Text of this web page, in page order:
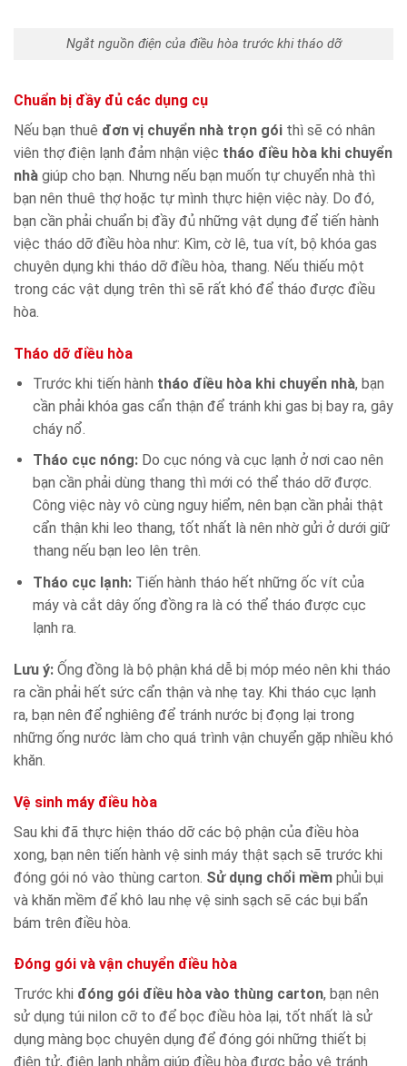
Ngắt nguồn điện của điều hòa trước khi tháo dỡ
Chuẩn bị đầy đủ các dụng cụ
Nếu bạn thuê đơn vị chuyển nhà trọn gói thì sẽ có nhân
viên thợ điện lạnh đảm nhận việc tháo điều hòa khi chuyển
nhà giúp cho bạn. Nhưng nếu bạn muốn tự chuyển nhà thì
bạn nên thuê thợ hoặc tự mình thực hiện việc này. Do đó,
bạn cần phải chuẩn bị đầy đủ những vật dụng để tiến hành
việc tháo dỡ điều hòa như: Kìm, cờ lê, tua vít, bộ khóa gas
chuyên dụng khi tháo dỡ điều hòa, thang. Nếu thiếu một
trong các vật dụng trên thì sẽ rất khó để tháo được điều
hòa.
Tháo dỡ điều hòa
Trước khi tiến hành tháo điều hòa khi chuyển nhà, bạn
cần phải khóa gas cẩn thận để tránh khi gas bị bay ra, gây
cháy nổ.
Tháo cục nóng:Do cục nóng và cục lạnh ở nơi cao nên
bạn cần phải dùng thang thì mới có thể tháo dỡ được.
Công việc này vô cùng nguy hiểm, nên bạn cần phải thật
cẩn thận khi leo thang, tốt nhất là nên nhờ gửi ở dưới giữ
thang nếu bạn leo lên trên.
Tháo cục lạnh:Tiến hành tháo hết những ốc vít của
máy và cắt dây ống đồng ra là có thể tháo được cục
lạnh ra.
Lưu ý: Ống đồng là bộ phận khá dễ bị móp méo nên khi tháo
ra cần phải hết sức cẩn thận và nhẹ tay. Khi tháo cục lạnh
ra, bạn nên để nghiêng để tránh nước bị đọng lại trong
những ống nước làm cho quá trình vận chuyển gặp nhiều khó
khăn.
Vệ sinh máy điều hòa
Sau khi đã thực hiện tháo dỡ các bộ phận của điều hòa
xong, bạn nên tiến hành vệ sinh máy thật sạch sẽ trước khi
đóng gói nó vào thùng carton. Sử dụng chổi mềm phủi bụi
và khăn mềm để khô lau nhẹ vệ sinh sạch sẽ các bụi bẩn
bám trên điều hòa.
Đóng gói và vận chuyển điều hòa
Trước khi đóng gói điều hòa vào thùng carton, bạn nên
sử dụng túi nilon cỡ to để bọc điều hòa lại, tốt nhất là sử
dụng màng bọc chuyên dụng để đóng gói những thiết bị
điện tử, điện lạnh nhằm giúp điều hòa được bảo vệ tránh